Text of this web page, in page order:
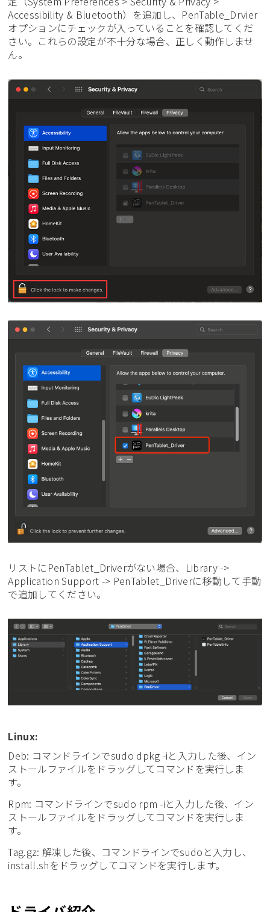
Accessibility & Bluetooth）を追加し、PenTable_Drvier
オプションにチェックが入っていることを確認してくだ
さい。これらの設定が不十分な場合、正しく動作しませ
ん。
リストにPenTablet_Driverがない場合、Library ->
Application Support -> PenTablet_Driverに移動して手動
で追加してください。
Linux:
Deb: コマンドラインでsudo dpkg -iと入力した後、イン
ストールファイルをドラッグしてコマンドを実行しま
す。
Rpm: コマンドラインでsudo rpm -iと入力した後、イン
ストールファイルをドラッグしてコマンドを実行しま
す。
Tag.gz: 解凍した後、コマンドラインでsudoと入力し、
install.shをドラッグしてコマンドを実行します。